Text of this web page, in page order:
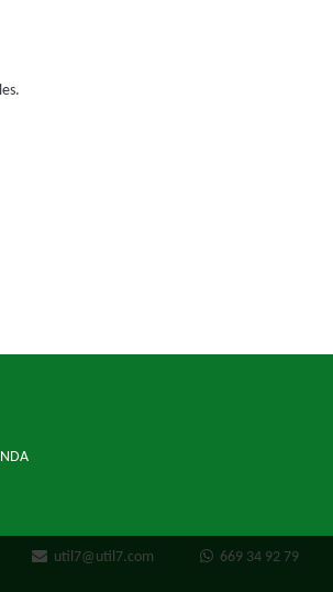
util7@util7.com 669 34 92 79